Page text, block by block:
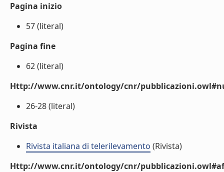
Pagina inizio
57 (literal)
Pagina fine
62 (literal)
Http://www.cnr.it/ontology/cnr/
26-28 (literal)
Rivista
Rivista italiana di telerilevamento (Rivista)
Http://www.cnr.it/ontology/cnr/